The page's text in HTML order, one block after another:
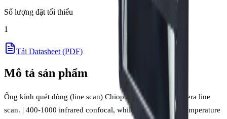
Số lượng đặt tối thiểu
1
Tải Datasheet (PDF)
Mô tả sản phẩm
Ống kính quét dòng (line scan) Chiopt LN series cho camera line
scan. | 400-1000 infrared confocal, while improving the temperature